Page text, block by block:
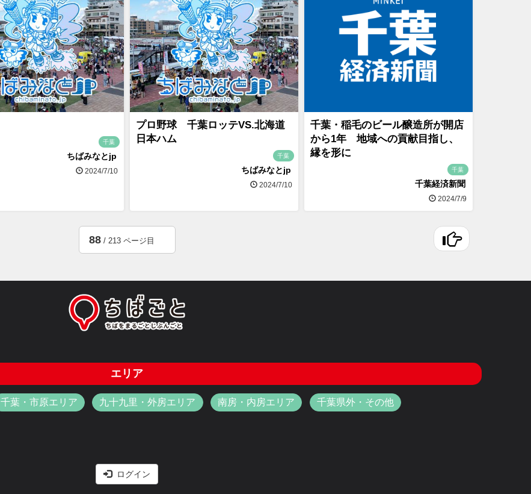
千葉
ちばみなとjp
2024/7/10
プロ野球 千葉ロッテVS.北海道
日本ハム
千葉
ちばみなとjp
2024/7/10
千葉・稲毛のビール醸造所が開店
から1年 地域への貢献目指し、
縁を形に
千葉
千葉経済新聞
2024/7/9
88/ 213 ページ目
エリア
千葉・市原エリア 九十九里・外房エリア 南房・内房エリア 千葉県外・その他
ログイン